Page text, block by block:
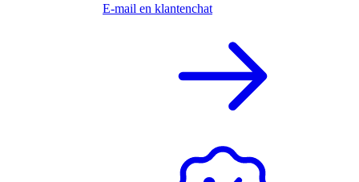
E-mail en klantenchat